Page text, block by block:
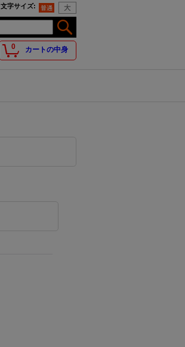
文字サイズ:
0 カートの中身